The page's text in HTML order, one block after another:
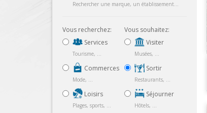
Rechercher une marque, un établissement...
Vous recherchez:
Services
Tourisme, ...
Commerces
Mode, ...
Loisirs
Plages, sports, ...
Vous souhaitez:
Visiter
Musées, ...
Sortir
Restaurants, ...
Séjourner
Hôtels, ...